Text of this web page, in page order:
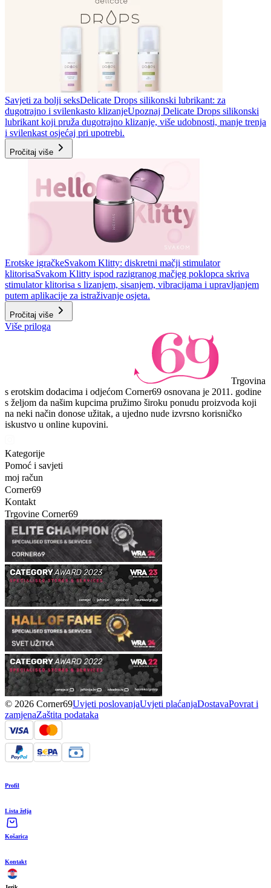
Savjeti za bolji seksDelicate Drops silikonski lubrikant: za
dugotrajno i svilenkasto klizanjeUpoznaj Delicate Drops silikonski
lubrikant koji pruža dugotrajno klizanje, više udobnosti, manje trenja
i svilenkast osjećaj pri upotrebi.
Pročitaj više
Erotske igračkeSvakom Klitty: diskretni mačji stimulator
klitorisaSvakom Klitty ispod razigranog mačjeg poklopca skriva
stimulator klitorisa s lizanjem, sisanjem, vibracijama i upravljanjem
putem aplikacije za istraživanje osjeta.
Pročitaj više
Više priloga
Trgovina
s erotskim dodacima i odjećom Corner69 osnovana je 2011. godine
s željom da našim kupcima pružimo široku ponudu proizvoda koji
na neki način donose užitak, a ujedno nude izvrsno korisničko
iskustvo u online kupovini.
Kategorije
Pomoć i savjeti
moj račun
Corner69
Kontakt
Trgovine Corner69
© 2026 Corner69Uvjeti poslovanjaUvjeti plaćanjaDostavaPovrat i
zamjenaZaštita podataka
Profil
Lista želja
Košarica
Kontakt